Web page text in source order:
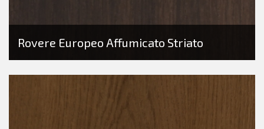
Rovere Europeo Affumicato Striato